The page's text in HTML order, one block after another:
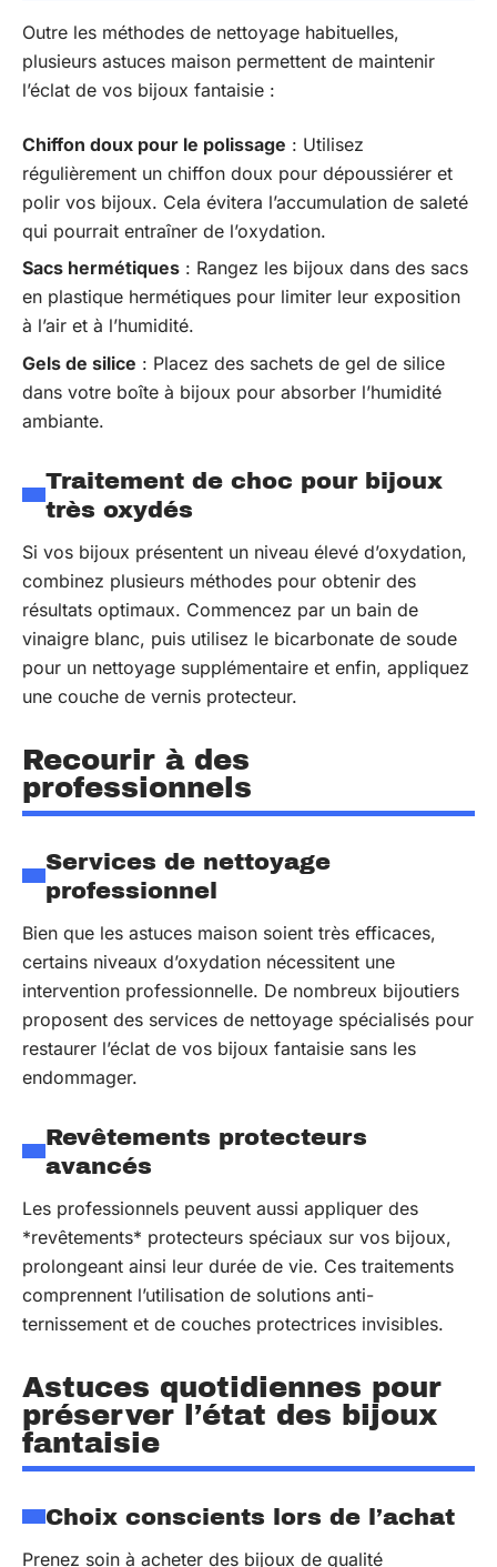
Outre les méthodes de nettoyage habituelles,
plusieurs astuces maison permettent de maintenir
l’éclat de vos bijoux fantaisie :
Chiffon doux pour le polissage : Utilisez
régulièrement un chiffon doux pour dépoussiérer et
polir vos bijoux. Cela évitera l’accumulation de saleté
qui pourrait entraîner de l’oxydation.
Sacs hermétiques : Rangez les bijoux dans des sacs
en plastique hermétiques pour limiter leur exposition
à l’air et à l’humidité.
Gels de silice : Placez des sachets de gel de silice
dans votre boîte à bijoux pour absorber l’humidité
ambiante.
Traitement de choc pour bijoux
très oxydés
Si vos bijoux présentent un niveau élevé d’oxydation,
combinez plusieurs méthodes pour obtenir des
résultats optimaux. Commencez par un bain de
vinaigre blanc, puis utilisez le bicarbonate de soude
pour un nettoyage supplémentaire et enfin, appliquez
une couche de vernis protecteur.
Recourir à des
professionnels
Services de nettoyage
professionnel
Bien que les astuces maison soient très efficaces,
certains niveaux d’oxydation nécessitent une
intervention professionnelle. De nombreux bijoutiers
proposent des services de nettoyage spécialisés pour
restaurer l’éclat de vos bijoux fantaisie sans les
endommager.
Revêtements protecteurs
avancés
Les professionnels peuvent aussi appliquer des
*revêtements* protecteurs spéciaux sur vos bijoux,
prolongeant ainsi leur durée de vie. Ces traitements
comprennent l’utilisation de solutions anti-
ternissement et de couches protectrices invisibles.
Astuces quotidiennes pour
préserver l’état des bijoux
fantaisie
Choix conscients lors de l’achat
Prenez soin à acheter des bijoux de qualité